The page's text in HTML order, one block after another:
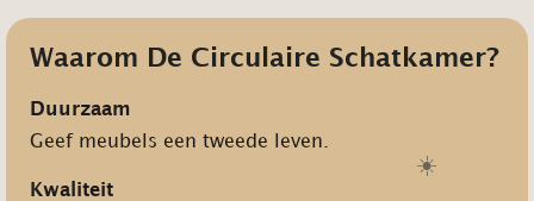
Waarom De Circulaire Schatkamer?
Duurzaam
Geef meubels een tweede leven.
Kwaliteit
☀️